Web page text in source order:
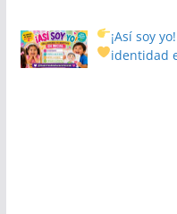
¡Así soy
identidad